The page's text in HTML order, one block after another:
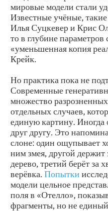
мировые модели стали
Известные учёные,
Илья Суцкевер и Крис
то в глубине параметров
«уменьшенная копия
Крейк.
Но практика пока не
Современные
множество
отдельных случаев,
единую картину. Иногда
друг другу. Это
слоне: один ощупывает
ним змея, другой держит
дерево, третий берёт за
верёвка. Попытки
модели цельное
поля в «Отелло»,
фрагменты, но не единый